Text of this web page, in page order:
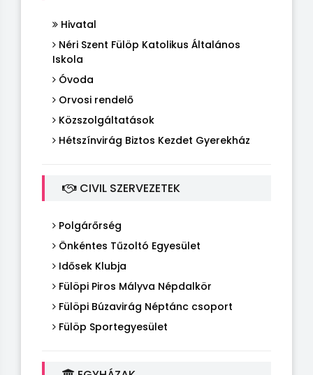
Hivatal
Néri Szent Fülöp Katolikus Általános
Iskola
Óvoda
Orvosi rendelő
Közszolgáltatások
Hétszínvirág Biztos Kezdet Gyerekház
CIVIL SZERVEZETEK
Polgárőrség
Önkéntes Tűzoltó Egyesület
Idősek Klubja
Fülöpi Piros Mályva Népdalkör
Fülöpi Búzavirág Néptánc csoport
Fülöp Sportegyesület